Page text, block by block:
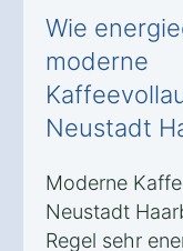
Wie
moderne
Neustadt
Moderne
Neustadt
Regel sehr